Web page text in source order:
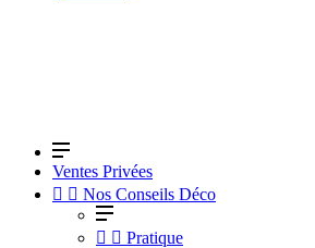
Ventes Privées
  Nos Conseils Déco
  Pratique